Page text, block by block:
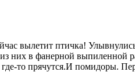
вылетит птичка!
них в фанерной выпиленной
то прячутся.И помидоры.